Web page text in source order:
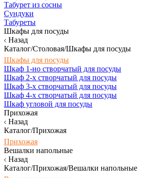
Табурет из сосны
Сундуки
Табуреты
Шкафы для посуды
Назад
Каталог/Столовая/Шкафы для посуды
Шкафы для посуды
Шкаф 1-но створчатый для посуды
Шкаф 2-х створчатый для посуды
Шкаф 3-х створчатый для посуды
Шкаф 4-х створчатый для посуды
Шкаф угловой для посуды
Прихожая
Назад
Каталог/Прихожая
Прихожая
Вешалки напольные
Назад
Каталог/Прихожая/Вешалки напольные